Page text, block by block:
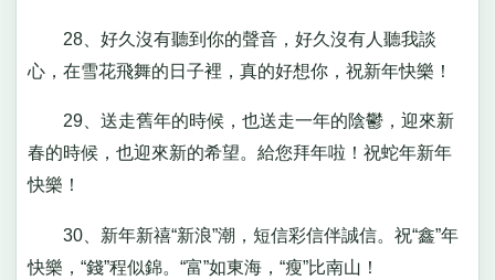
28、好久沒有聽到你的聲音，好久沒有人聽我談
心，在雪花飛舞的日子裡，真的好想你，祝新年快樂！
29、送走舊年的時候，也送走一年的陰鬱，迎來新
春的時候，也迎來新的希望。給您拜年啦！祝蛇年新年
快樂！
30、新年新禧“新浪”潮，短信彩信伴誠信。祝“鑫”年
快樂，“錢”程似錦。“富”如東海，“瘦”比南山！